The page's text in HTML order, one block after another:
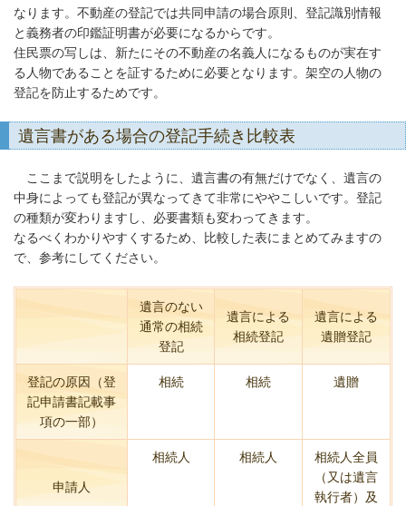
なります。不動産の登記では共同申請の場合原則、登記識別情報
と義務者の印鑑証明書が必要になるからです。
住民票の写しは、新たにその不動産の名義人になるものが実在す
る人物であることを証するために必要となります。架空の人物の
登記を防止するためです。
遺言書がある場合の登記手続き比較表
ここまで説明をしたように、遺言書の有無だけでなく、遺言の
中身によっても登記が異なってきて非常にややこしいです。登記
の種類が変わりますし、必要書類も変わってきます。
なるべくわかりやすくするため、比較した表にまとめてみますの
で、参考にしてください。
遺言のない
通常の相続
登記
遺言による
相続登記
遺言による
遺贈登記
登記の原因（登
記申請書記載事
項の一部）
相続 相続 遺贈
申請人
相続人 相続人
相続人全員
（又は遺言
執行者）及